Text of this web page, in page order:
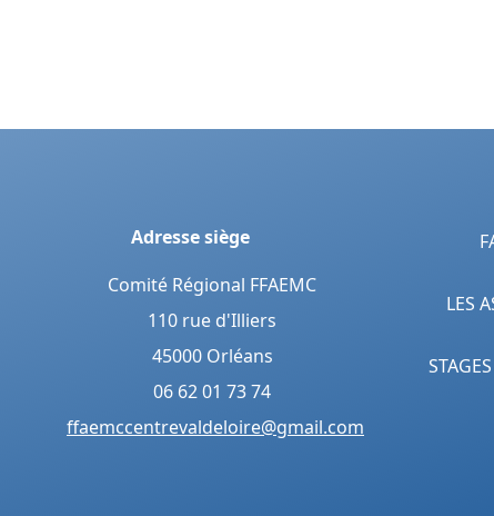
Adresse siège
Comité Régional FFAEMC
110 rue d'Illiers
45000 Orléans
06 62 01 73 74
ffaemccentrevaldeloire@gmail.com
LES